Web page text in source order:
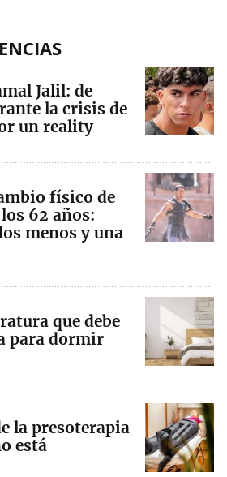
Jalil: de
la crisis de
un reality
físico de
62 años:
menos y una
que debe
para dormir
la presoterapia
está